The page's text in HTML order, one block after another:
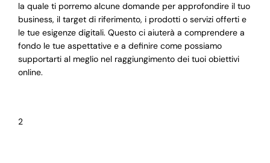
la quale ti porremo alcune domande per approfondire il tuo
business, il target di riferimento, i prodotti o servizi offerti e
le tue esigenze digitali. Questo ci aiuterà a comprendere a
fondo le tue aspettative e a definire come possiamo
supportarti al meglio nel raggiungimento dei tuoi obiettivi
online.
2